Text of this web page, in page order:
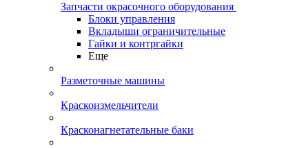
Запчасти окрасочного оборудования
Блоки управления
Вкладыши ограничительные
Гайки и контргайки
Еще
Разметочные машины
Краскоизмельчители
Красконагнетательные баки